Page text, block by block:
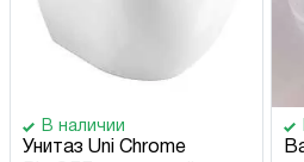
В наличии
Унитаз Uni Chrome